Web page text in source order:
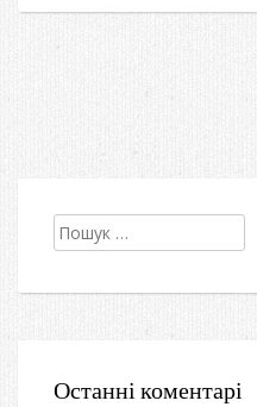
Пошук:
Останні коментарі